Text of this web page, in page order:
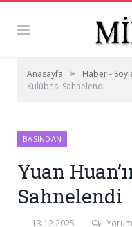
Anasayfa » Haber -
Kulübesi Sahnelendi
BASINDAN
Yuan
Sahnelendi
13.12.2025